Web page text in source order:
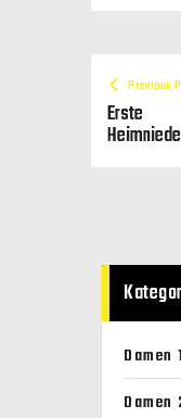
Previous
Erste
Damen 1
Damen